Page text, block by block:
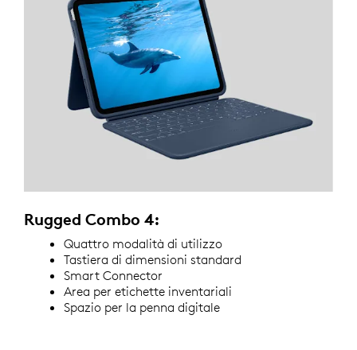
Rugged Combo 4:
Quattro modalità di utilizzo
Tastiera di dimensioni standard
Smart Connector
Area per etichette inventariali
Spazio per la penna digitale